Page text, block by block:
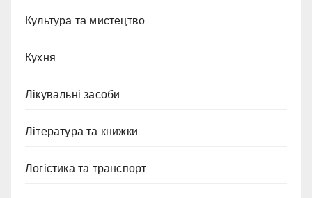
Культура та мистецтво
Кухня
Лікувальні засоби
Література та книжки
Логістика та транспорт